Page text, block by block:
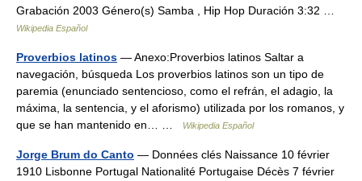
Grabación 2003 Género(s) Samba , Hip Hop Duración 3:32 …
Wikipedia Español
Proverbios latinos — Anexo:Proverbios latinos Saltar a
navegación, búsqueda Los proverbios latinos son un tipo de
paremia (enunciado sentencioso, como el refrán, el adagio, la
máxima, la sentencia, y el aforismo) utilizada por los romanos, y
que se han mantenido en… …
Wikipedia Español
Jorge Brum do Canto — Données clés Naissance 10 février
1910 Lisbonne Portugal Nationalité Portugaise Décès 7 février